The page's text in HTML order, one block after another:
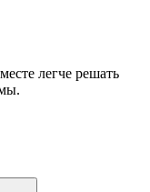
легче решать